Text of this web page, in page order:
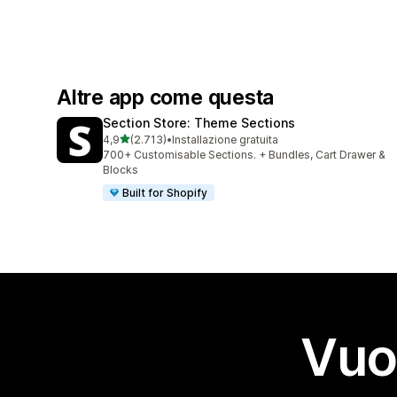
Altre app come questa
Section Store: Theme Sections
4,9stelle su 5
(2.713)
2713 recensioni totali
•Installazione gratuita
700+ Customisable Sections. + Bundles, Cart Drawer &
Blocks
Built for Shopify